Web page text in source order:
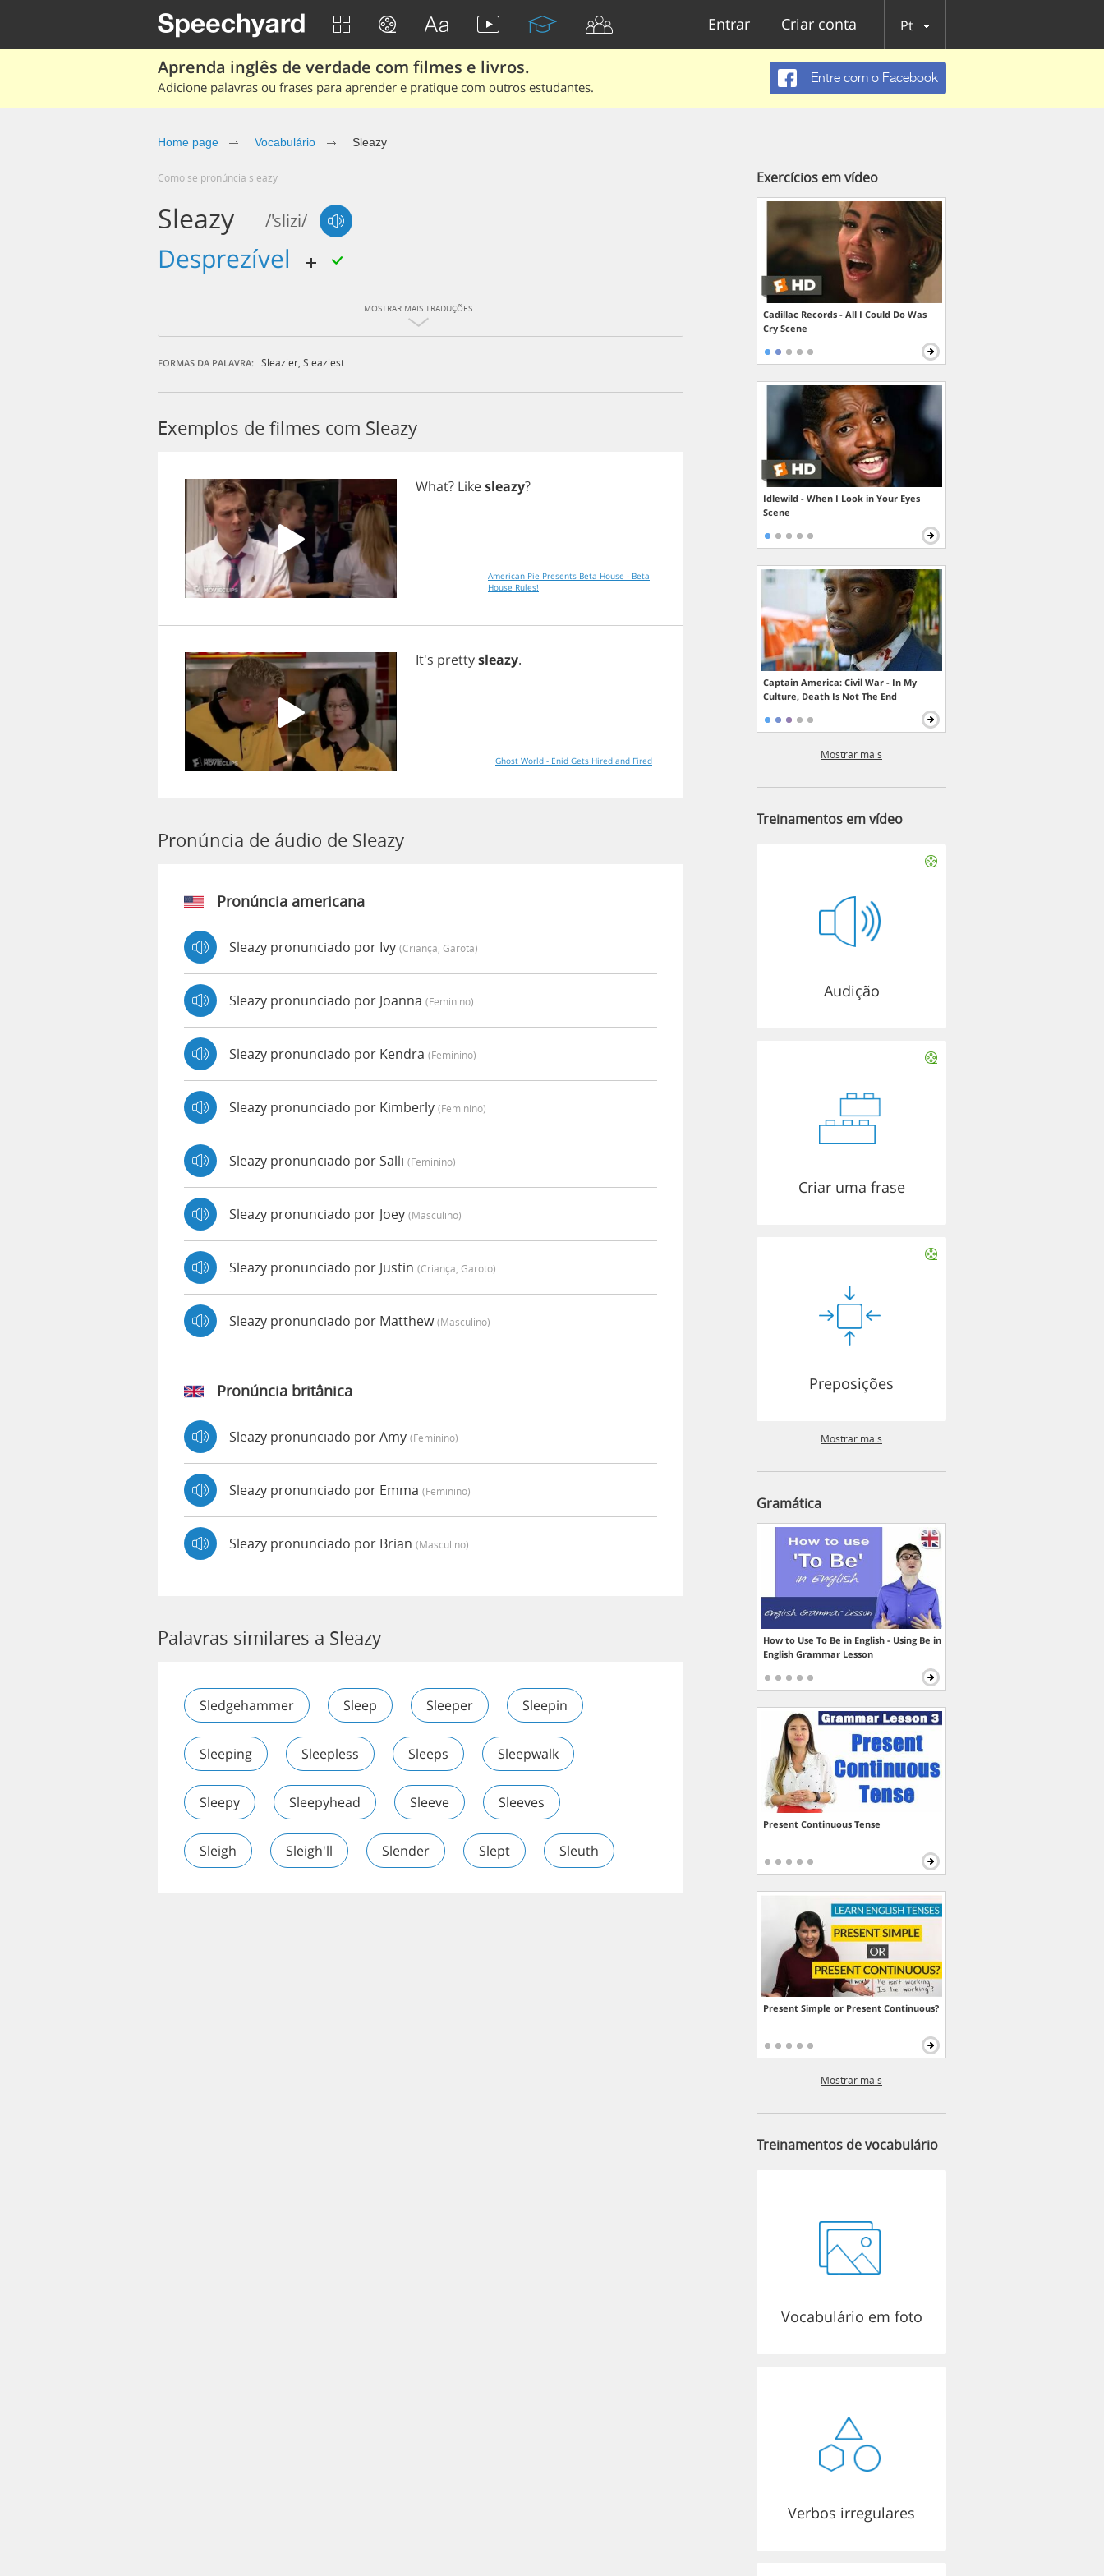
Entrar Criar conta Pt
Aprenda inglês de verdade com filmes e livros.
Adicione palavras ou frases para aprender e pratique com outros estudantes.
Entre com o Facebook
Home page Vocabulário Sleazy
Como se pronúncia sleazy
Sleazy /'slizi/
desprezível
MOSTRAR MAIS TRADUÇÕES
FORMAS DA PALAVRA: Sleazier Sleaziest
Exemplos de filmes com Sleazy
What? Likesleazy?
American Pie Presents Beta House - Beta
House Rules!
It's prettysleazy.
Ghost World - Enid Gets Hired and Fired
Pronúncia de áudio de Sleazy
Pronúncia americana
Sleazy pronunciado por Ivy (criança, Garota)
Sleazy pronunciado por Joanna (feminino)
Sleazy pronunciado por Kendra (feminino)
Sleazy pronunciado por Kimberly (feminino)
Sleazy pronunciado por Salli (feminino)
Sleazy pronunciado por Joey (masculino)
Sleazy pronunciado por Justin (criança, Garoto)
Sleazy pronunciado por Matthew(masculino)
Pronúncia britânica
Sleazy pronunciado por Amy (feminino)
Sleazy pronunciado por Emma (feminino)
Sleazy pronunciado por Brian (masculino)
Palavras similares a Sleazy
Sledgehammer Sleep Sleeper Sleepin
Sleeping Sleepless Sleeps Sleepwalk
Sleepy Sleepyhead Sleeve Sleeves
Sleigh Sleigh'll Slender Slept Sleuth
Exercícios em vídeo
Cadillac Records - All I Could Do Was
Cry Scene
Idlewild - When I Look in Your Eyes
Scene
Captain America: Civil War - In My
Culture, Death Is Not The End
Mostrar mais
Treinamentos em vídeo
Audição
Criar uma frase
Preposições
Mostrar mais
Gramática
How to Use To Be in English - Using Be in
English Grammar Lesson
Present Continuous Tense
Present Simple or Present Continuous?
Mostrar mais
Treinamentos de vocabulário
Vocabulário em foto
Verbos irregulares